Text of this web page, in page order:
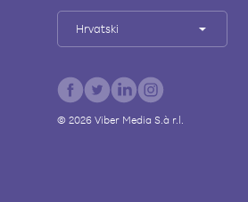
Hrvatski
© 2026Viber Media S.à r.l.